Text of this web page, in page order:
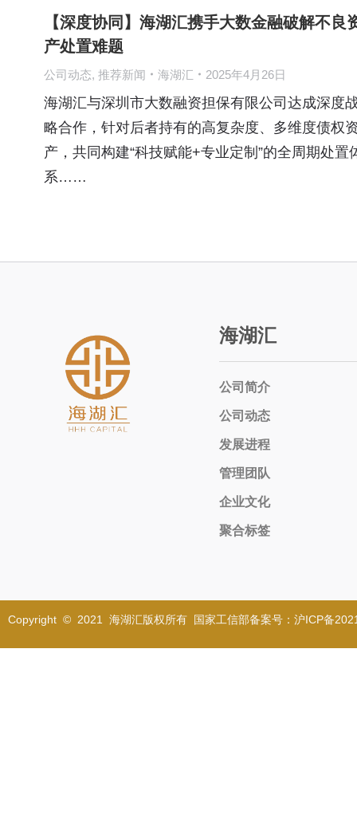
【深度协同】海湖汇携手大数金融破解不良
产处置难题
公司动态, 推荐新闻 海湖汇 2025年4月26日
海湖汇与深圳市大数融资担保有限公司达成深度
略合作，针对后者持有的高复杂度、多维度债权
产，共同构建“科技赋能+专业定制”的全周期处置
系……
海湖汇
公司简介
公司动态
发展进程
管理团队
企业文化
聚合标签
Copyright © 2021 海湖汇版权所有 国家工信部备案号：沪ICP备